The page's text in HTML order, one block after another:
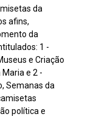
da
afins,
da
1 -
e Criação
e 2 -
Semanas da
política e